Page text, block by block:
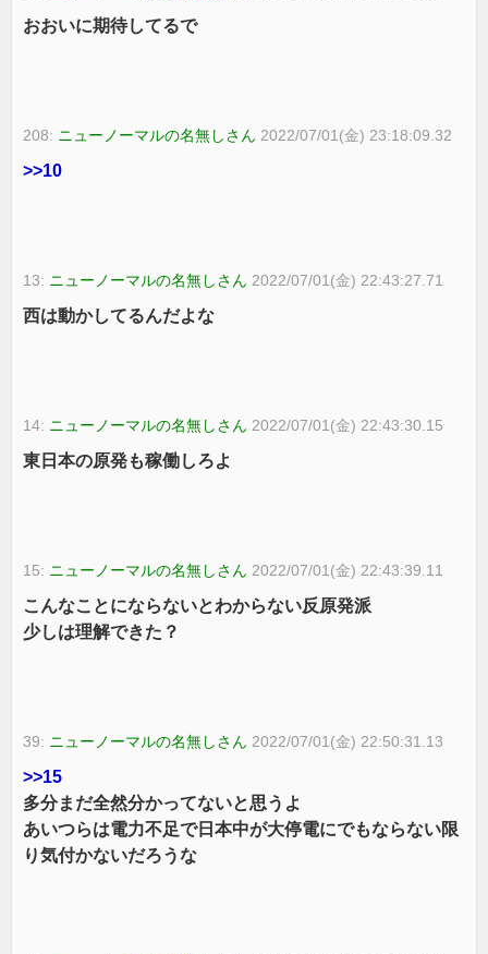
おおいに期待してるで
208: ニューノーマルの名無しさん 2022/07/01(金) 23:18:09.32
>>10
13: ニューノーマルの名無しさん 2022/07/01(金) 22:43:27.71
西は動かしてるんだよな
14: ニューノーマルの名無しさん 2022/07/01(金) 22:43:30.15
東日本の原発も稼働しろよ
15: ニューノーマルの名無しさん 2022/07/01(金) 22:43:39.11
こんなことにならないとわからない反原発派
少しは理解できた？
39: ニューノーマルの名無しさん 2022/07/01(金) 22:50:31.13
>>15
多分まだ全然分かってないと思うよ
あいつらは電力不足で日本中が大停電にでもならない限
り気付かないだろうな